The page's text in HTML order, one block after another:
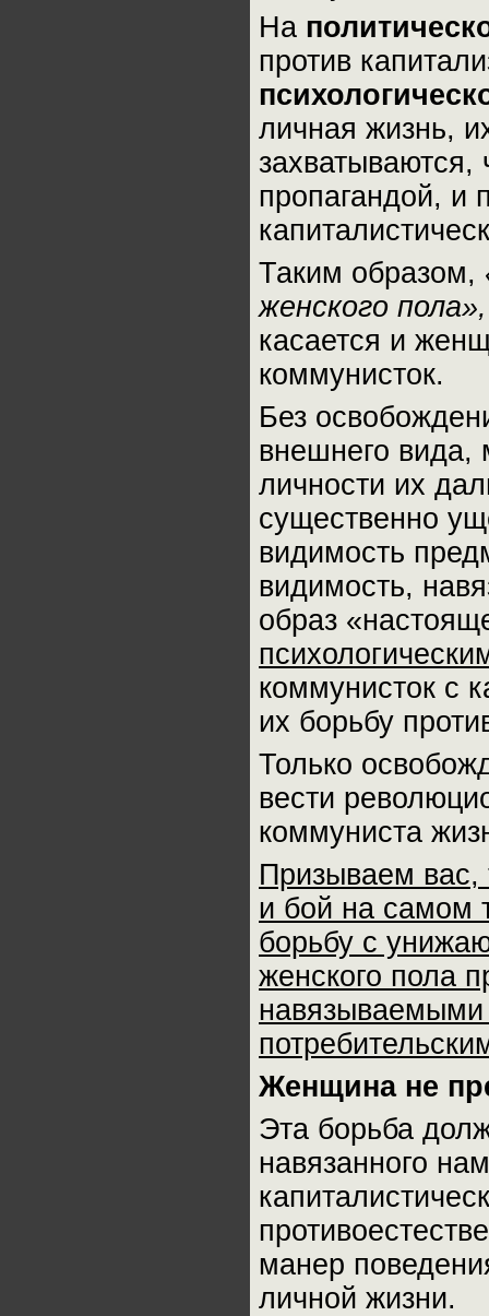
На
против
личная жизнь,
захватываются,
пропагандой, и
Таким образом,
женского
касается и
коммунисток.
Без
внешнего вида,
личности их
существенно
видимость
видимость,
образ
коммунисток с
их борьбу
Только
вести
коммуниста
Призываем вас,
и бой на самом
борьбу с
женского пола
Женщина не
Эта борьба
навязанного
манер
личной жизни.